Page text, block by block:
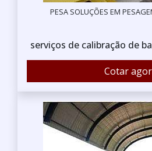
PESA SOLUÇÕES EM
serviços de calibração de
Cotar